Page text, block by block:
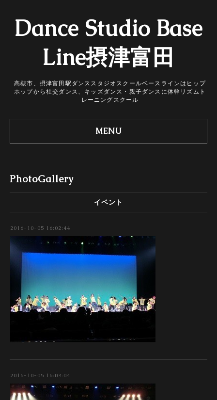
Dance Studio Base
Line摂津富田
高槻市、摂津富田駅ダンススタジオスクールベースラインはヒップ
ホップから社交ダンス、キッズダンス・親子ダンスに体幹リズムト
レーニングスクール
MENU
PhotoGallery
イベント
2016-10-05 16:02:44
2016-10-05 16:03:04